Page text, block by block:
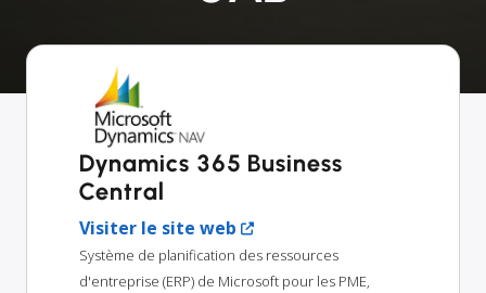
Dynamics 365 Business
Central
Visiter le site web
Système de planification des ressources
d'entreprise (ERP) de Microsoft pour les PME,